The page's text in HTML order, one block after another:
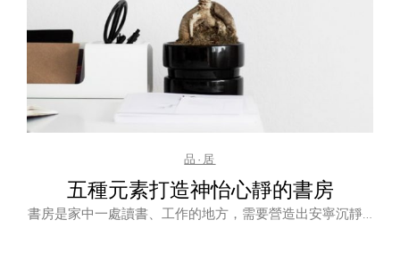
品·居
五種元素打造神怡心靜的書房
書房是家中一處讀書、工作的地方，需要營造出安寧沉靜…